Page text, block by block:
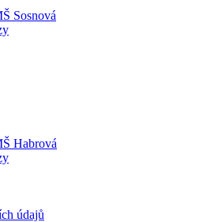
Sosnová
Habrová
údajů